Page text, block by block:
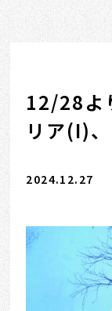
12/28よ
リア(I)
2024.12.27